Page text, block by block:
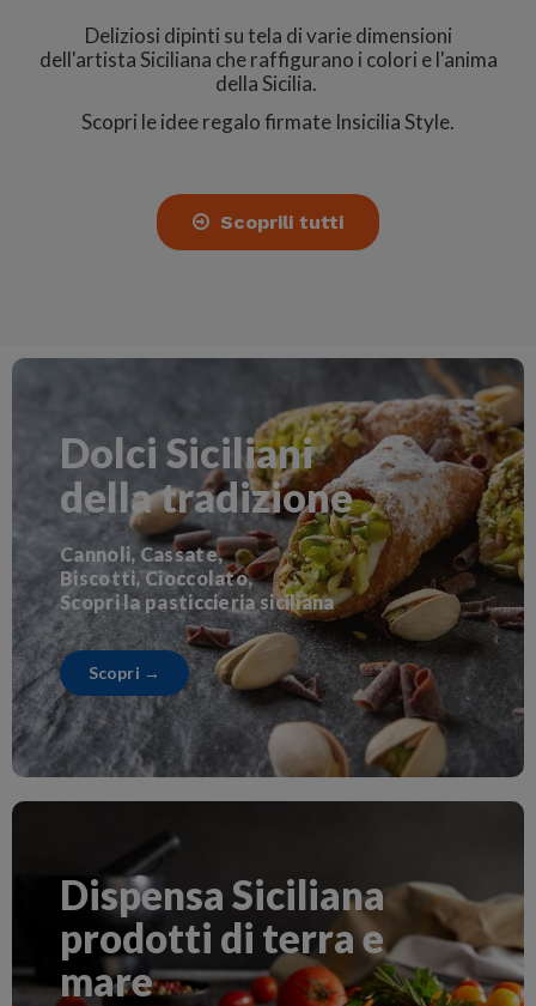
Deliziosi dipinti su tela di varie dimensioni
dell'artista Siciliana che raffigurano i colori e l'anima
della Sicilia.
Scopri le idee regalo firmate Insicilia Style.
Scoprili tutti
Dolci Siciliani
della tradizione
Cannoli, Cassate,
Biscotti, Cioccolato,
Scopri la pasticcieria siciliana
Scopri →
Dispensa Siciliana
prodotti di terra e
mare